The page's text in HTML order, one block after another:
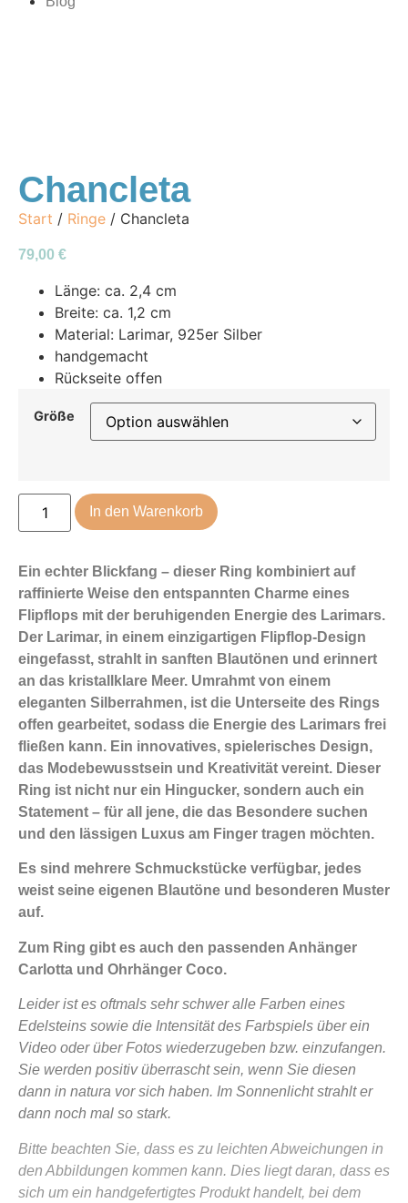
Chancleta
Start / Ringe / Chancleta
79,00 €
Länge: ca. 2,4 cm
Breite: ca. 1,2 cm
Material: Larimar, 925er Silber
handgemacht
Rückseite offen
Größe
In den Warenkorb
Ein echter Blickfang – dieser Ring kombiniert auf
raffinierte Weise den entspannten Charme eines
Flipflops mit der beruhigenden Energie des Larimars.
Der Larimar, in einem einzigartigen Flipflop-Design
eingefasst, strahlt in sanften Blautönen und erinnert
an das kristallklare Meer. Umrahmt von einem
eleganten Silberrahmen, ist die Unterseite des Rings
offen gearbeitet, sodass die Energie des Larimars frei
fließen kann. Ein innovatives, spielerisches Design,
das Modebewusstsein und Kreativität vereint. Dieser
Ring ist nicht nur ein Hingucker, sondern auch ein
Statement – für all jene, die das Besondere suchen
und den lässigen Luxus am Finger tragen möchten.
Es sind mehrere Schmuckstücke verfügbar, jedes
weist seine eigenen Blautöne und besonderen Muster
auf.
Zum Ring gibt es auch den passenden Anhänger
Carlotta und Ohrhänger Coco.
Leider ist es oftmals sehr schwer alle Farben eines
Edelsteins sowie die Intensität des Farbspiels über ein
Video oder über Fotos wiederzugeben bzw. einzufangen.
Sie werden positiv überrascht sein, wenn Sie diesen
dann in natura vor sich haben. Im Sonnenlicht strahlt er
dann noch mal so stark.
Bitte beachten Sie, dass es zu leichten Abweichungen in
den Abbildungen kommen kann. Dies liegt daran, dass es
sich um ein handgefertigtes Produkt handelt, bei dem